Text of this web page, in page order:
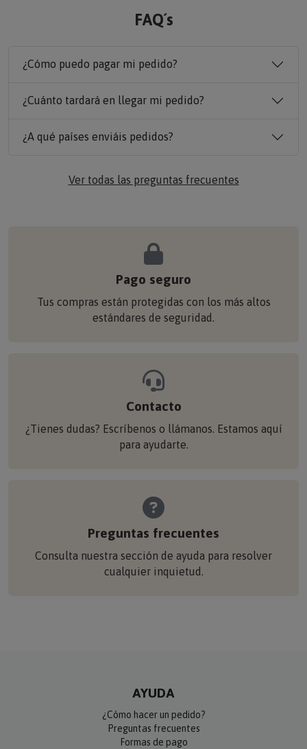
FAQ´s
¿Cómo puedo pagar mi pedido?
¿Cuánto tardará en llegar mi pedido?
¿A qué países enviáis pedidos?
Ver todas las preguntas frecuentes
Pago seguro
Tus compras están protegidas con los más altos
estándares de seguridad.
Contacto
¿Tienes dudas? Escríbenos o llámanos. Estamos aquí
para ayudarte.
Preguntas frecuentes
Consulta nuestra sección de ayuda para resolver
cualquier inquietud.
AYUDA
¿Cómo hacer un pedido?
Preguntas frecuentes
Formas de pago